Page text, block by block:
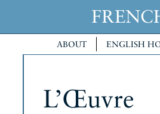
ABOUT ENGLISH
L’Œuvre